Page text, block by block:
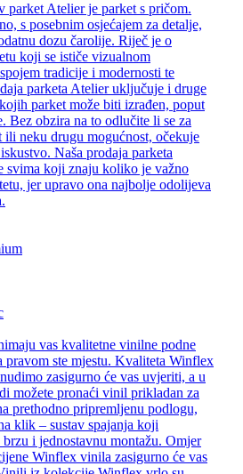
parket Atelier je parket s pričom.
s posebnim osjećajem za detalje,
dozu čarolije. Riječ je o
koji se ističe vizualnom
tradicije i modernosti te
parketa Atelier uključuje i druge
parket može biti izrađen, poput
Bez obzira na to odlučite li se za
ili neku drugu mogućnost, očekuje
Naša prodaja parketa
svima koji znaju koliko je važno
jer upravo ona najbolje odolijeva
vas kvalitetne vinilne podne
pravom ste mjestu. Kvaliteta Winflex
zasigurno će vas uvjeriti, a u
možete pronaći vinil prikladan za
prethodno pripremljenu podlogu,
klik – sustav spajanja koji
i jednostavnu montažu. Omjer
Winflex vinila zasigurno će vas